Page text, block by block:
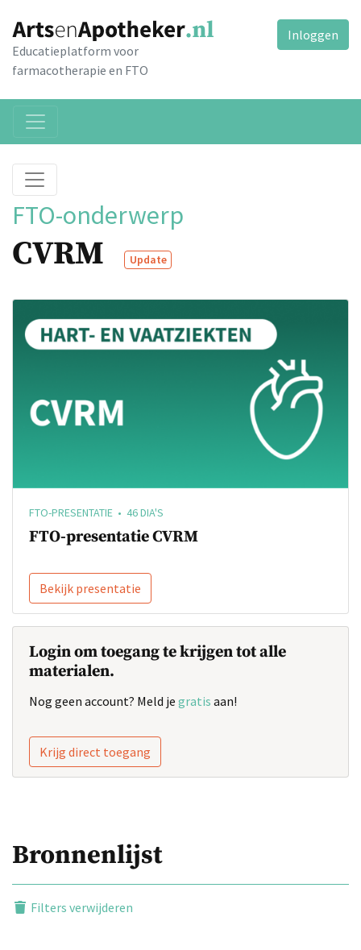
Educatieplatform voor
farmacotherapie en FTO
Inloggen
FTO-onderwerp
CVRM Update
FTO-PRESENTATIE • 46 DIA'S
FTO-presentatie CVRM
Bekijk presentatie
Login om toegang te krijgen tot alle
materialen.
Nog geen account? Meld je gratis aan!
Krijg direct toegang
Bronnenlijst
Filters verwijderen